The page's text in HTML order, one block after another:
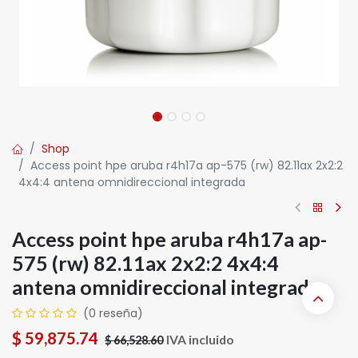
Shop
Access point hpe aruba r4h17a ap-575 (rw) 82.11ax 2x2:2
4x4:4 antena omnidireccional integrada
Access point hpe aruba r4h17a ap-
575 (rw) 82.11ax 2x2:2 4x4:4
antena omnidireccional integrada
(0 reseña)
$ 59,875.74 $66,528.60 IVA incluido